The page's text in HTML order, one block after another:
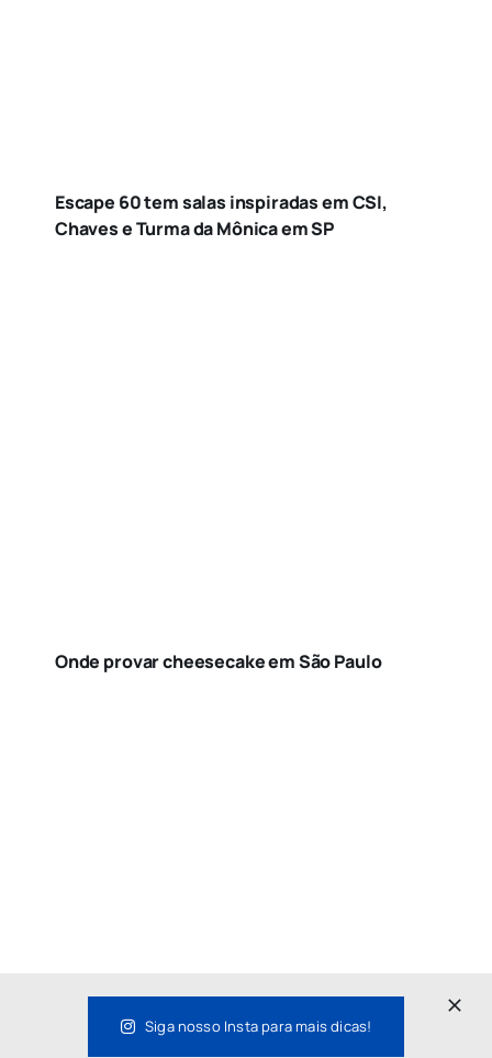
Escape 60 tem salas inspiradas em CSI,
Chaves e Turma da Mônica em SP
Onde provar cheesecake em São Paulo
Siga nosso Insta para mais dicas!